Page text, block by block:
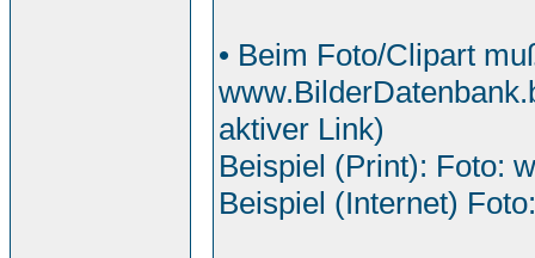
• Beim Foto/Clipart
aktiver Link)
Beispiel (Print): Foto:
Beispiel (Internet)